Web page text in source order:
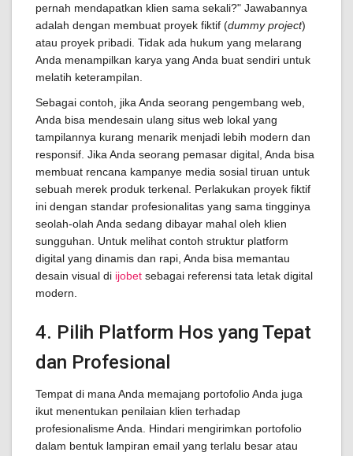
pernah mendapatkan klien sama sekali?" Jawabannya
adalah dengan membuat proyek fiktif (dummy project)
atau proyek pribadi. Tidak ada hukum yang melarang
Anda menampilkan karya yang Anda buat sendiri untuk
melatih keterampilan.
Sebagai contoh, jika Anda seorang pengembang web,
Anda bisa mendesain ulang situs web lokal yang
tampilannya kurang menarik menjadi lebih modern dan
responsif. Jika Anda seorang pemasar digital, Anda bisa
membuat rencana kampanye media sosial tiruan untuk
sebuah merek produk terkenal. Perlakukan proyek fiktif
ini dengan standar profesionalitas yang sama tingginya
seolah-olah Anda sedang dibayar mahal oleh klien
sungguhan. Untuk melihat contoh struktur platform
digital yang dinamis dan rapi, Anda bisa memantau
desain visual di ijobet sebagai referensi tata letak digital
modern.
4. Pilih Platform Hos yang Tepat
dan Profesional
Tempat di mana Anda memajang portofolio Anda juga
ikut menentukan penilaian klien terhadap
profesionalisme Anda. Hindari mengirimkan portofolio
dalam bentuk lampiran email yang terlalu besar atau